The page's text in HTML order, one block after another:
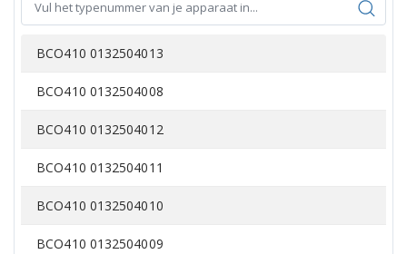
BCO410 0132504013
BCO410 0132504008
BCO410 0132504012
BCO410 0132504011
BCO410 0132504010
BCO410 0132504009